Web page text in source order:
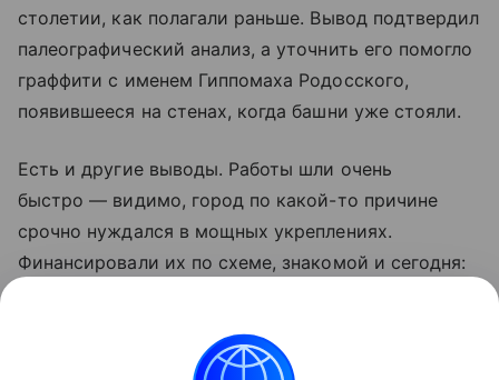
столетии, как полагали раньше. Вывод подтвердил
палеографический анализ, а уточнить его помогло
граффити с именем Гиппомаха Родосского,
появившееся на стенах, когда башни уже стояли.
Есть и другие выводы. Работы шли очень
быстро — видимо, город по какой-то причине
срочно нуждался в мощных укреплениях.
Финансировали их по схеме, знакомой и сегодня:
частные благотворители.